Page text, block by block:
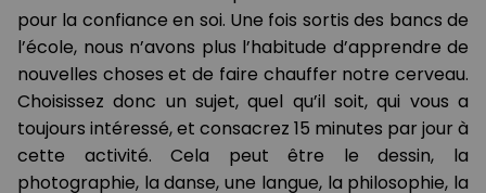
pour la confiance en soi. Une fois sortis des bancs de
l’école, nous n’avons plus l’habitude d’apprendre de
nouvelles choses et de faire chauffer notre cerveau.
Choisissez donc un sujet, quel qu’il soit, qui vous a
toujours intéressé, et consacrez 15 minutes par jour à
cette activité. Cela peut être le dessin, la
photographie, la danse, une langue, la philosophie, la